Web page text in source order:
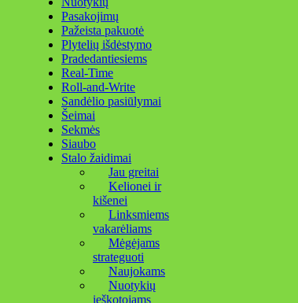
Pasakojimų
Pažeista pakuotė
Plytelių išdėstymo
Pradedantiesiems
Real-Time
Roll-and-Write
Sandėlio pasiūlymai
Šeimai
Sekmės
Siaubo
Stalo žaidimai
Jau greitai
Kelionei ir
kišenei
Linksmiems
vakarėliams
Mėgėjams
strateguoti
Naujokams
Nuotykių
ieškotojams